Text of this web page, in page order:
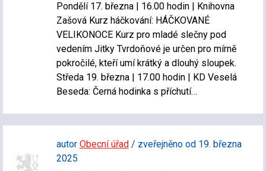
Pondělí 17. března | 16.00 hodin | Knihovna
Zašová Kurz háčkování: HÁČKOVANÉ
VELIKONOCE Kurz pro mladé slečny pod
vedením Jitky Tvrdoňové je určen pro mírně
pokročilé, kteří umí krátký a dlouhý sloupek.
Středa 19. března | 17.00 hodin | KD Veselá
Beseda: Černá hodinka s příchutí…
autor Obecní úřad/ zveřejněno od 19. března
2025